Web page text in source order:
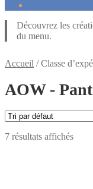
Découvrez les
du menu.
Accueil /Classe
AOW -
7 résultats affichés